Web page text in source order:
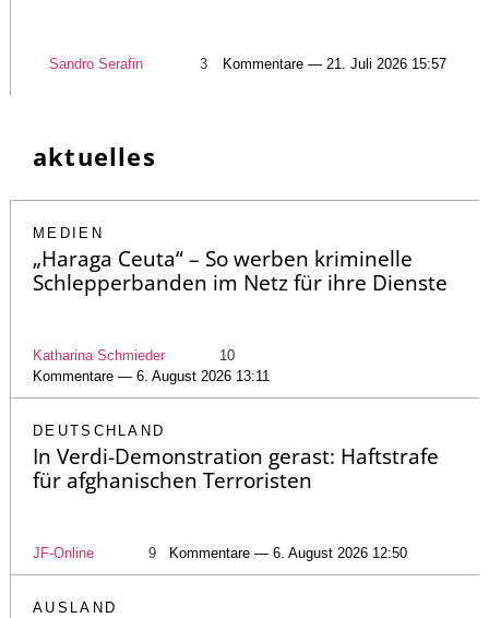
Sandro Serafin 3 Kommentare — 21. Juli 2026 15:57
aktuelles
MEDIEN
„Haraga Ceuta“ – So werben kriminelle
Schlepperbanden im Netz für ihre Dienste
Katharina Schmieder
10
Kommentare — 6. August 2026 13:11
DEUTSCHLAND
In Verdi-Demonstration gerast: Haftstrafe
für afghanischen Terroristen
JF-Online 9 Kommentare — 6. August 2026 12:50
AUSLAND